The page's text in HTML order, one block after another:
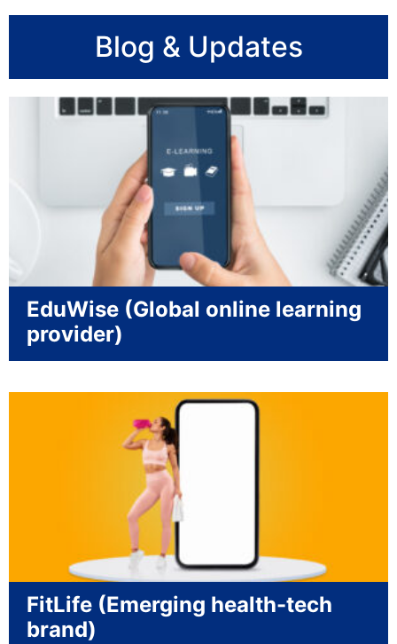
Blog & Updates
EduWise (Global online learning
provider)
FitLife (Emerging health-tech
brand)